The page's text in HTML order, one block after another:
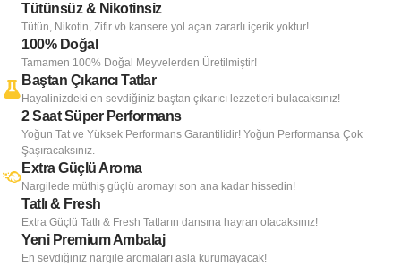
Tütünsüz & Nikotinsiz
Tütün, Nikotin, Zifir vb kansere yol açan zararlı içerik yoktur!
100% Doğal
Tamamen 100% Doğal Meyvelerden Üretilmiştir!
Baştan Çıkarıcı Tatlar
Hayalinizdeki en sevdiğiniz baştan çıkarıcı lezzetleri bulacaksınız!
2 Saat Süper Performans
Yoğun Tat ve Yüksek Performans Garantilidir! Yoğun Performansa Çok
Şaşıracaksınız.
Extra Güçlü Aroma
Nargilede müthiş güçlü aromayı son ana kadar hissedin!
Tatlı & Fresh
Extra Güçlü Tatlı & Fresh Tatların dansına hayran olacaksınız!
Yeni Premium Ambalaj
En sevdiğiniz nargile aromaları asla kurumayacak!